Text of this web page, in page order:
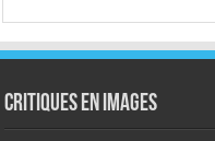
Critiques en images